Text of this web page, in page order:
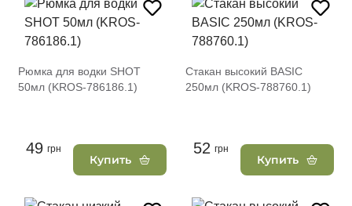
Рюмка для водки SHOT
50мл (KROS-786186.1)
49 грн
Купить
Стакан высокий BASIC
250мл (KROS-788760.1)
52 грн
Купить